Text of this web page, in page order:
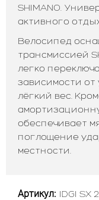
SHIMANO.
активного
Велосипед
трансмиссией
легко
зависимости
лёгкий вес.
обеспечивает
поглощение
местности.
Артикул: IDGI SX